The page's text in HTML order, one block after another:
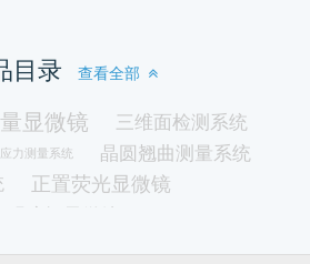
目录 查看全部
显微镜 三维面检测系统
应力测量系统 晶圆翘曲测量系统
正置荧光显微镜
明暗场显微镜
暗场显微镜